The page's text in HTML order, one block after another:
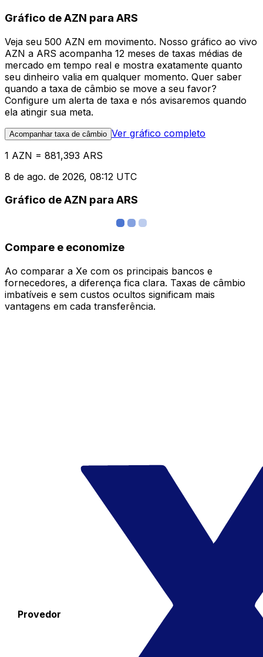
Gráfico de AZN para ARS
Veja seu 500 AZN em movimento. Nosso gráfico ao vivo
AZN a ARS acompanha 12 meses de taxas médias de
mercado em tempo real e mostra exatamente quanto
seu dinheiro valia em qualquer momento. Quer saber
quando a taxa de câmbio se move a seu favor?
Configure um alerta de taxa e nós avisaremos quando
ela atingir sua meta.
Acompanhar taxa de câmbio Ver gráfico completo
1 AZN = 881,393 ARS
8 de ago. de 2026, 08:12 UTC
Gráfico de AZN para ARS
Compare e economize
Ao comparar a Xe com os principais bancos e
fornecedores, a diferença fica clara. Taxas de câmbio
imbatíveis e sem custos ocultos significam mais
vantagens em cada transferência.
Provedor